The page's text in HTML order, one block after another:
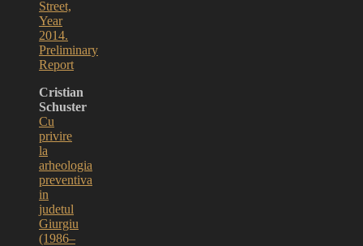
Street,
Year
2014.
Preliminary
Report
Cristian
Schuster
Cu
privire
la
arheologia
preventiva
in
judetul
Giurgiu
(1986–